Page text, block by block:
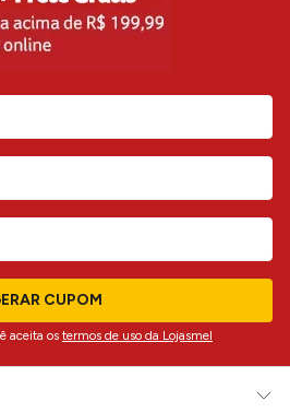
CUPOM
aceita os termos de uso da Lojasmel